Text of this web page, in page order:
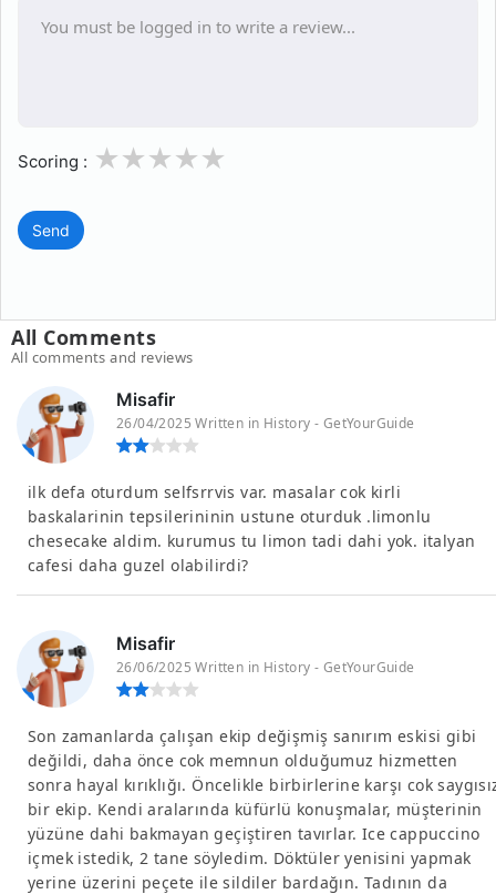
Scoring : 3
2
1
Send
All Comments
All comments and reviews
Misafir
26/04/2025 Written in History - GetYourGuide
ilk defa oturdum selfsrrvis var. masalar cok kirli
baskalarinin tepsilerininin ustune oturduk .limonlu
chesecake aldim. kurumus tu limon tadi dahi yok. italyan
cafesi daha guzel olabilirdi?
Misafir
26/06/2025 Written in History - GetYourGuide
Son zamanlarda çalışan ekip değişmiş sanırım eskisi gibi
değildi, daha önce cok memnun olduğumuz hizmetten
sonra hayal kırıklığı. Öncelikle birbirlerine karşı cok
bir ekip. Kendi aralarında küfürlü konuşmalar, müşterinin
yüzüne dahi bakmayan geçiştiren tavırlar. Ice cappuccino
içmek istedik, 2 tane söyledim. Döktüler yenisini yapmak
yerine üzerini peçete ile sildiler bardağın. Tadının da